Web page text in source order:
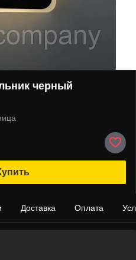
черный
Доставка Оплата